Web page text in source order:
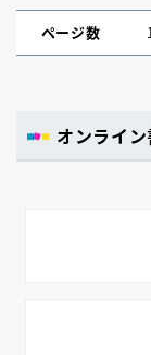
ページ数
オンライ